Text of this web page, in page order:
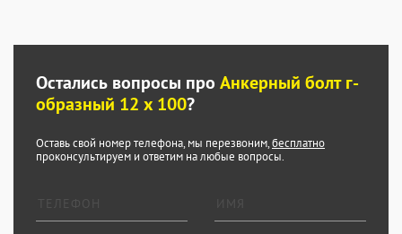
Остались вопросы про Анкерный болт г-
образный 12 x 100?
Оставь свой номер телефона, мы перезвоним,бесплатно
проконсультируем и ответим на любые вопросы.